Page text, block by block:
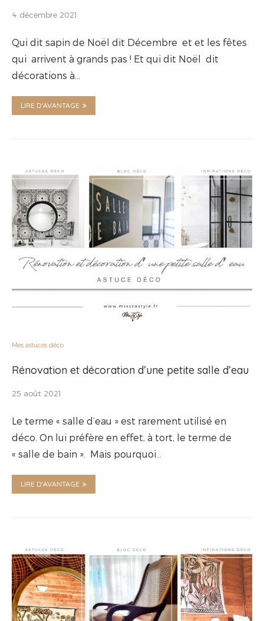
4 décembre 2021
Qui dit sapin de Noël dit Décembre et et les fêtes
qui arrivent à grands pas ! Et qui dit Noël dit
décorations à…
LIRE D'AVANTAGE
Mes astuces déco
Rénovation et décoration d’une petite salle d’eau
25 août 2021
Le terme « salle d’eau » est rarement utilisé en
déco. On lui préfère en effet, à tort, le terme de
« salle de bain ». Mais pourquoi…
LIRE D'AVANTAGE